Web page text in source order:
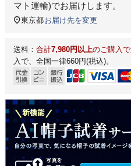
マト運輸)でお届けします。
東京都お届け先を変更
送料： 合計7,980円以上のご購入で
入で、全国一律660円(税込)。